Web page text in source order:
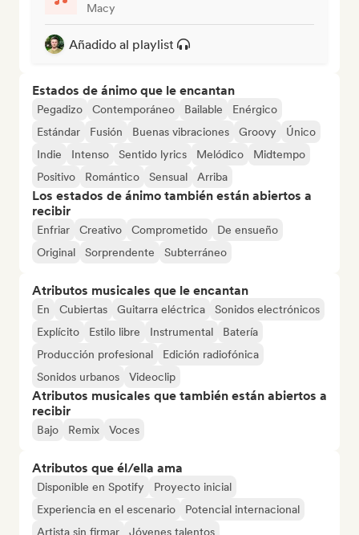
Macy
Añadido al playlist
Estados de ánimo que le encantan
Pegadizo Contemporáneo Bailable
Enérgico
Estándar
Fusión Buenas vibraciones Groovy
Único
Indie
Intenso Sentido lyrics Melódico
Midtempo
Positivo
Romántico Sensual Arriba
Los estados de ánimo también están abiertos a
recibir
Enfriar Creativo Comprometido
De ensueño
Original
Sorprendente Subterráneo
Atributos musicales que le encantan
En Cubiertas Guitarra eléctrica
Sonidos electrónicos
Explícito
Estilo libre Instrumental
Batería
Producción profesional
Edición radiofónica
Sonidos urbanos
Videoclip
Atributos musicales que también están abiertos a
recibir
Bajo Remix Voces
Atributos que él/ella ama
Disponible en Spotify
Proyecto inicial
Experiencia en el escenario
Potencial internacional
Artista sin firmar
Jóvenes talentos